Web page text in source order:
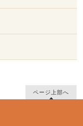
ページ上部へ